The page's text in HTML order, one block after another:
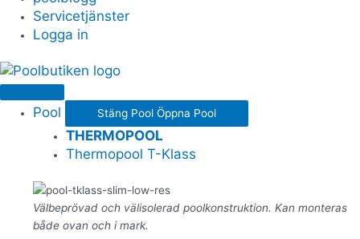
Servicetjänster
Logga in
Pool Stäng Pool Öppna Pool
THERMOPOOL
Thermopool T-Klass
Välbeprövad och välisolerad poolkonstruktion. Kan monteras
både ovan och i mark.